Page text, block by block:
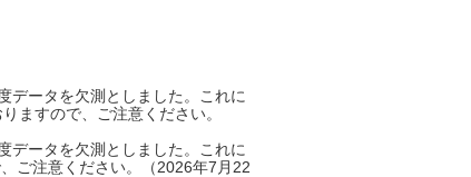
データを欠測としました。これに
ますので、ご注意ください。
データを欠測としました。これに
ご注意ください。（2026年7月22